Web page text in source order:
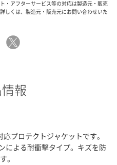
・アフターサービス等の対応は製造元・販売
しくは、製造元・販売元にお問い合わせいた
報
プロテクトジャケットです。
による耐衝撃タイプ。キズを防
。